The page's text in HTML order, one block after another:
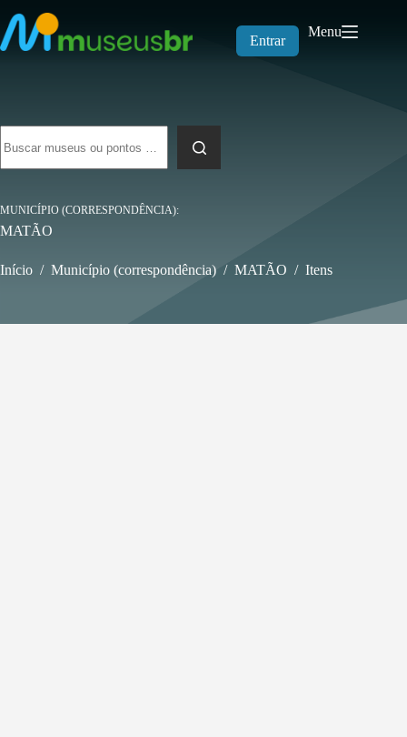
para
o
conteúdo
Entrar
Menu
resultados
MUNICÍPIO (CORRESPONDÊNCIA)
MATÃO
Início / Município (correspondência) / MATÃO / Itens